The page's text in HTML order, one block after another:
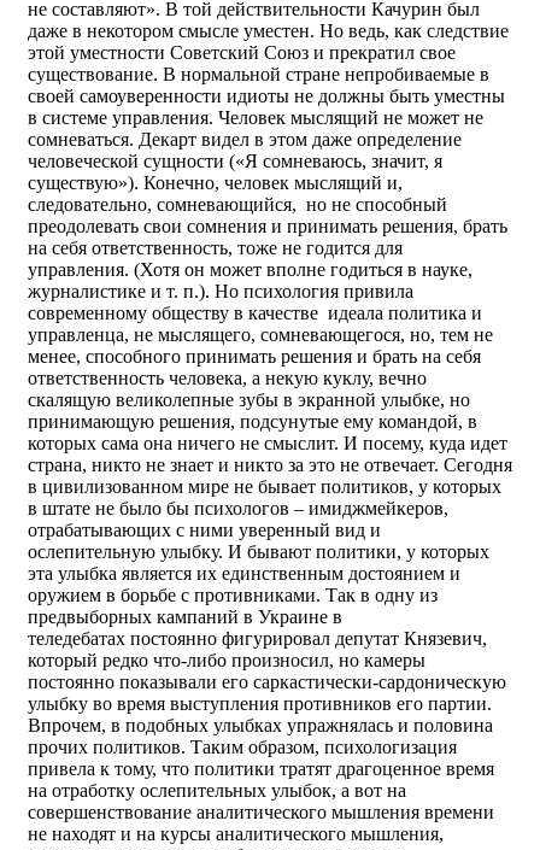
не составляют». В той действительности Качурин был
даже в некотором смысле уместен. Но ведь, как следствие
этой уместности Советский Союз и прекратил свое
существование. В нормальной стране непробиваемые в
своей самоуверенности идиоты не должны быть уместны
в системе управления. Человек мыслящий не может не
сомневаться. Декарт видел в этом даже определение
человеческой сущности («Я сомневаюсь, значит, я
существую»). Конечно, человек мыслящий и,
следовательно, сомневающийся, но не способный
преодолевать свои сомнения и принимать решения, брать
на себя ответственность, тоже не годится для
управления. (Хотя он может вполне годиться в науке,
журналистике и т. п.). Но психология привила
современному обществу в качестве идеала политика и
управленца, не мыслящего, сомневающегося, но, тем не
менее, способного принимать решения и брать на себя
ответственность человека, а некую куклу, вечно
скалящую великолепные зубы в экранной улыбке, но
принимающую решения, подсунутые ему командой, в
которых сама она ничего не смыслит. И посему, куда идет
страна, никто не знает и никто за это не отвечает. Сегодня
в цивилизованном мире не бывает политиков, у которых
в штате не было бы психологов – имиджмейкеров,
отрабатывающих с ними уверенный вид и
ослепительную улыбку. И бывают политики, у которых
эта улыбка является их единственным достоянием и
оружием в борьбе с противниками. Так в одну из
предвыборных кампаний в Украине в
теледебатах постоянно фигурировал депутат Князевич,
который редко что-либо произносил, но камеры
постоянно показывали его саркастически-сардоническую
улыбку во время выступления противников его партии.
Впрочем, в подобных улыбках упражнялась и половина
прочих политиков. Таким образом, психологизация
привела к тому, что политики тратят драгоценное время
на отработку ослепительных улыбок, а вот на
совершенствование аналитического мышления времени
не находят и на курсы аналитического мышления,